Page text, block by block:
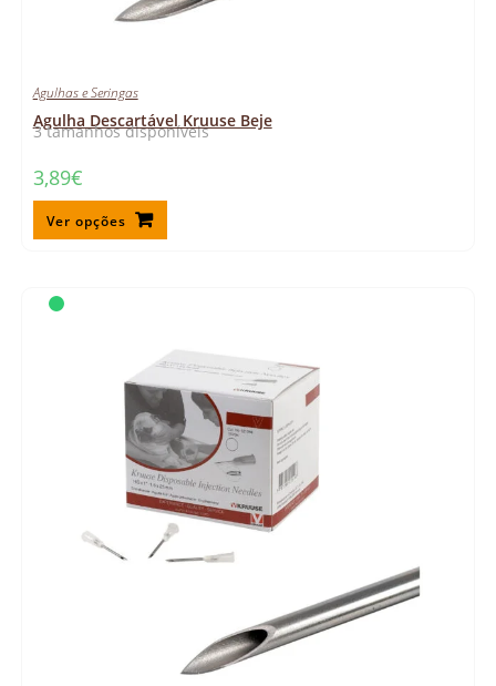
3 tamanhos disponíveis
Agulhas e Seringas
Agulha Descartável Kruuse Beje
3,89€
Ver opções